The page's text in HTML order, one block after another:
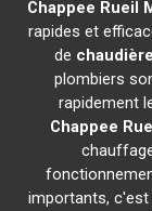
Chappee Rueil
rapides et
de
plombiers
rapidement
Chappee
importants,